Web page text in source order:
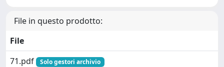
File in questo prodotto:
File
71.pdf
Solo gestori archivio